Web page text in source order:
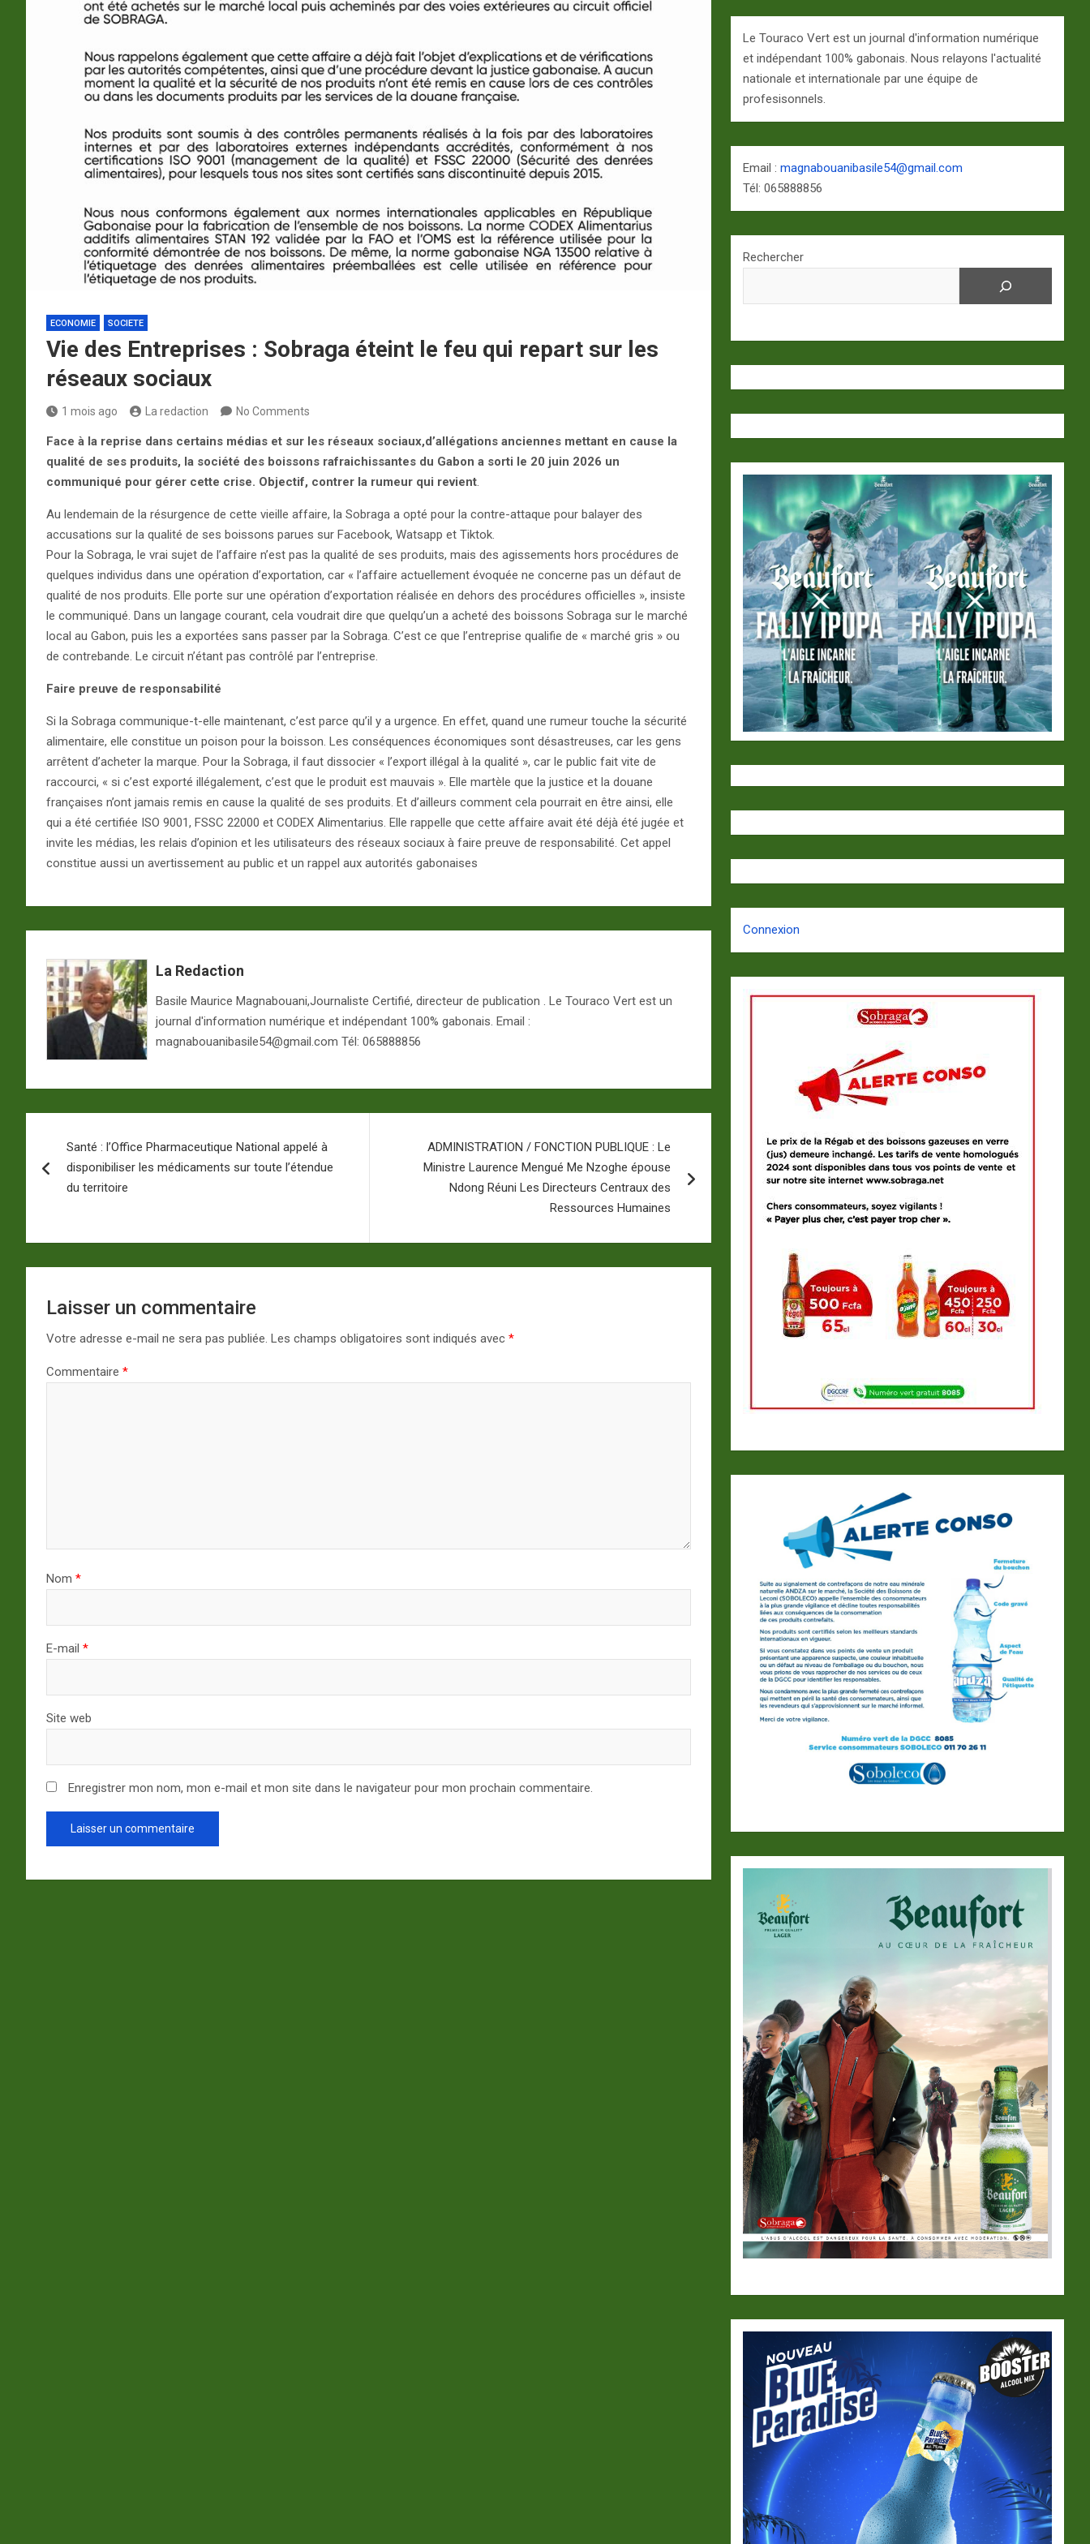
ECONOMIE SOCIETE
Vie des Entreprises : Sobraga éteint le feu qui repart sur les
réseaux sociaux
1 mois ago La redaction No Comments
Face à la reprise dans certains médias et sur les réseaux sociaux,d’allégations anciennes mettant en cause la
qualité de ses produits, la société des boissons rafraichissantes du Gabon a sorti le 20 juin 2026 un
communiqué pour gérer cette crise. Objectif, contrer la rumeur qui revient.
Au lendemain de la résurgence de cette vieille affaire, la Sobraga a opté pour la contre-attaque pour balayer des
accusations sur la qualité de ses boissons parues sur Facebook, Watsapp et Tiktok.
Pour la Sobraga, le vrai sujet de l’affaire n’est pas la qualité de ses produits, mais des agissements hors procédures de
quelques individus dans une opération d’exportation, car « l’affaire actuellement évoquée ne concerne pas un défaut de
qualité de nos produits. Elle porte sur une opération d’exportation réalisée en dehors des procédures officielles », insiste
le communiqué. Dans un langage courant, cela voudrait dire que quelqu’un a acheté des boissons Sobraga sur le marché
local au Gabon, puis les a exportées sans passer par la Sobraga. C’est ce que l’entreprise qualifie de « marché gris » ou
de contrebande. Le circuit n’étant pas contrôlé par l’entreprise.
Faire preuve de responsabilité
Si la Sobraga communique-t-elle maintenant, c’est parce qu’il y a urgence. En effet, quand une rumeur touche la sécurité
alimentaire, elle constitue un poison pour la boisson. Les conséquences économiques sont désastreuses, car les gens
arrêtent d’acheter la marque. Pour la Sobraga, il faut dissocier « l’export illégal à la qualité », car le public fait vite de
raccourci, « si c’est exporté illégalement, c’est que le produit est mauvais ». Elle martèle que la justice et la douane
françaises n’ont jamais remis en cause la qualité de ses produits. Et d’ailleurs comment cela pourrait en être ainsi, elle
qui a été certifiée ISO 9001, FSSC 22000 et CODEX Alimentarius. Elle rappelle que cette affaire avait été déjà été jugée et
invite les médias, les relais d’opinion et les utilisateurs des réseaux sociaux à faire preuve de responsabilité. Cet appel
constitue aussi un avertissement au public et un rappel aux autorités gabonaises
La Redaction
Basile Maurice Magnabouani,Journaliste Certifié, directeur de publication . Le Touraco Vert est un
journal d'information numérique et indépendant 100% gabonais. Email :
magnabouanibasile54@gmail.com Tél: 065888856
de
l’article
Santé : l’Office Pharmaceutique National appelé à
disponibiliser les médicaments sur toute l’étendue
du territoire
ADMINISTRATION / FONCTION PUBLIQUE : Le
Ministre Laurence Mengué Me Nzoghe épouse
Ndong Réuni Les Directeurs Centraux des
Ressources Humaines
Laisser un commentaire
Votre adresse e-mail ne sera pas publiée. Les champs obligatoires sont indiqués avec *
Commentaire *
Nom *
E-mail *
Site web
Enregistrer mon nom, mon e-mail et mon site dans le navigateur pour mon prochain commentaire.
Le Touraco Vert est un journal d'information numérique
et indépendant 100% gabonais. Nous relayons l'actualité
nationale et internationale par une équipe de
profesisonnels.
Email :magnabouanibasile54@gmail.com
Tél: 065888856
Rechercher
Connexion